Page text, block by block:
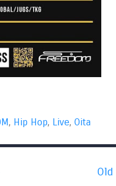
, Hip Hop, Live, Oita
Old